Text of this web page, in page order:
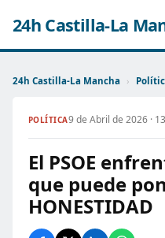
24h Castilla-La
24h Castilla-La Mancha ›
POLÍTICA9 de Abril de 2026 ·
El PSOE
que puede
HONESTIDAD